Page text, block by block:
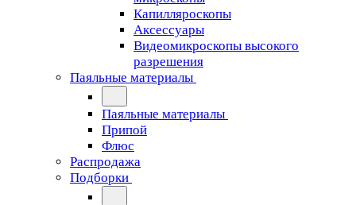
Капилляроскопы
Аксессуары
Видеомикроскопы высокого
разрешения
Паяльные материалы
Паяльные материалы
Припой
Флюс
Распродажа
Подборки